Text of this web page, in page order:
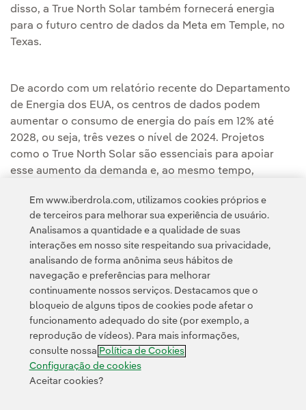
disso, a True North Solar também fornecerá energia
para o futuro centro de dados da Meta em Temple, no
Texas.
De acordo com um relatório recente do Departamento
de Energia dos EUA, os centros de dados podem
aumentar o consumo de energia do país em 12% até
2028, ou seja, três vezes o nível de 2024. Projetos
como o True North Solar são essenciais para apoiar
esse aumento da demanda e, ao mesmo tempo,
limpa, segura e produzida na região para
suas residências e empresas.
Contato Clientes Política de Privacidade Informação legal
Transparência no uso da IA Política de cookies
Acessibilidade
Em www.iberdrola.com, utilizamos cookies próprios e
de terceiros para melhorar sua experiência de usuário.
Analisamos a quantidade e a qualidade de suas
interações em nosso site respeitando sua privacidade,
analisando de forma anônima seus hábitos de
navegação e preferências para melhorar
continuamente nossos serviços. Destacamos que o
bloqueio de alguns tipos de cookies pode afetar o
funcionamento adequado do site (por exemplo, a
reprodução de vídeos). Para mais informações,
consulte nossa Política de Cookies
Configuração de cookies
Aceitar cookies?